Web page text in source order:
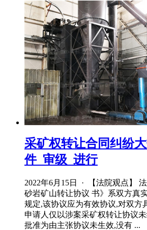
采矿权转让合同纠纷
件_审级_进行
2022年6月15日 · 【法院观点】
砂岩矿山转让协议 书》系双方真
规定,该协议应为有效协议,对双方
申请人仅以涉案采矿权转让协议
批准为由主张协议未生效,没有 ...